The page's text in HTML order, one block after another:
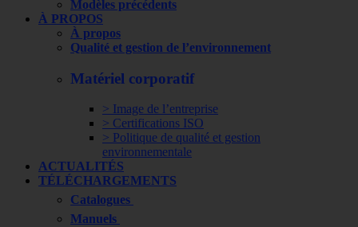
Modèles précédents
À PROPOS
À propos
Qualité et gestion de l’environnement
Matériel corporatif
> Image de l’entreprise
> Certifications ISO
> Politique de qualité et gestion
environnementale
ACTUALITÉS
TÉLÉCHARGEMENTS
Catalogues
Manuels